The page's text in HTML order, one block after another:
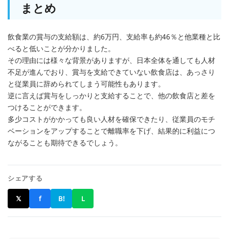
まとめ
飲食業の賞与の支給額は、約6万円、支給率も約46％と他業種と比
べると低いことが分かりました。
その理由には様々な背景がありますが、日本全体を通しても人材
不足が進んでおり、賞与を支給できていない飲食店は、あっさり
と従業員に辞められてしまう可能性もあります。
逆に言えば賞与をしっかりと支給することで、他の飲食店と差を
つけることができます。
多少コストがかかっても良い人材を確保できたり、従業員のモチ
ベーションをアップすることで離職率を下げ、結果的に利益につ
ながることも期待できるでしょう。
シェアする
𝕏 f B! L